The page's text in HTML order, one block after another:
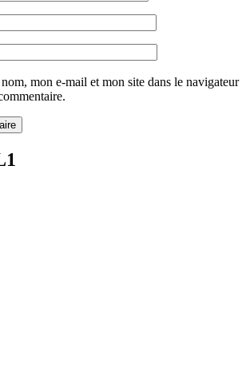
mon e-mail et mon site dans le navigateur